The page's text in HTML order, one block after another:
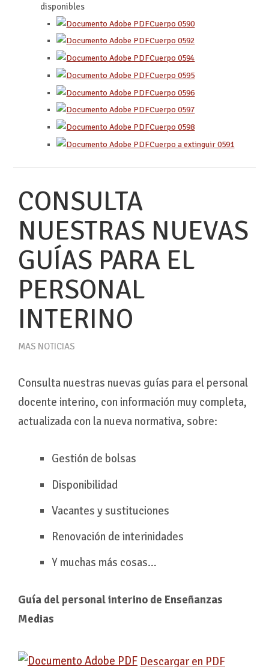
disponibles
Cuerpo 0590
Cuerpo 0592
Cuerpo 0594
Cuerpo 0595
Cuerpo 0596
Cuerpo 0597
Cuerpo 0598
Cuerpo a extinguir 0591
CONSULTA
NUESTRAS NUEVAS
GUÍAS PARA EL
PERSONAL
INTERINO
MAS NOTICIAS
Consulta nuestras nuevas guías para el personal
docente interino, con información muy completa,
actualizada con la nueva normativa, sobre:
Gestión de bolsas
Disponibilidad
Vacantes y sustituciones
Renovación de interinidades
Y muchas más cosas…
Guía del personal interino de Enseñanzas
Medias
Descargar en PDF